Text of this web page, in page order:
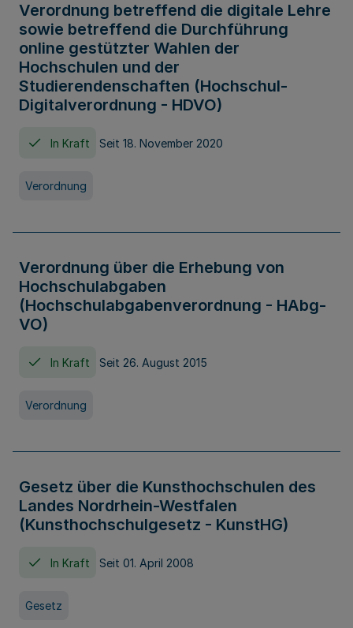
Verordnung betreffend die digitale Lehre
sowie betreffend die Durchführung
online gestützter Wahlen der
Hochschulen und der
Studierendenschaften (Hochschul-
Digitalverordnung - HDVO)
In Kraft Seit 18. November 2020
Verordnung
Verordnung über die Erhebung von
Hochschulabgaben
(Hochschulabgabenverordnung - HAbg-
VO)
In Kraft Seit 26. August 2015
Verordnung
Gesetz über die Kunsthochschulen des
Landes Nordrhein-Westfalen
(Kunsthochschulgesetz - KunstHG)
In Kraft Seit 01. April 2008
Gesetz